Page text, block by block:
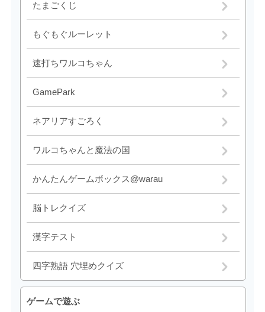
たまごくじ
もぐもぐルーレット
速打ちワルコちゃん
GamePark
ネアリアすごろく
ワルコちゃんと魔法の国
かんたんゲームボックス@warau
脳トレクイズ
漢字テスト
四字熟語 穴埋めクイズ
ゲームで遊ぶ